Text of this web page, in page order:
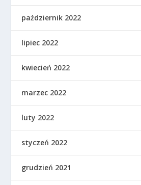
październik 2022
lipiec 2022
kwiecień 2022
marzec 2022
luty 2022
styczeń 2022
grudzień 2021